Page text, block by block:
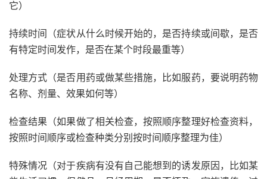
它）
持续时间（症状从什么时候开始的，是否持续或间歇，是否
有特定时间发作，是否在某个时段最重等）
处理方式（是否用药或做某些措施，比如服药，要说明药物
名称、剂量、效果如何等）
检查结果（如果做了相关检查，按照顺序整理好检查资料，
按照时间顺序或检查种类分别按时间顺序整理为佳）
特殊情况（对于疾病有没有自己能想到的诱发原因，比如某